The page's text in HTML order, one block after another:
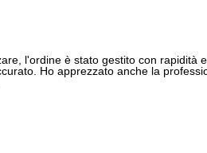
l'ordine è stato gestito con rapidità
Ho apprezzato anche la